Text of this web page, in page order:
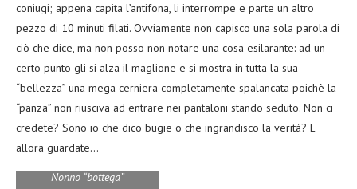
coniugi; appena capita l’antifona, li interrompe e parte un altro
pezzo di 10 minuti filati. Ovviamente non capisco una sola parola di
ciò che dice, ma non posso non notare una cosa esilarante: ad un
certo punto gli si alza il maglione e si mostra in tutta la sua
“bellezza” una mega cerniera completamente spalancata poichè la
“panza” non riusciva ad entrare nei pantaloni stando seduto. Non ci
credete? Sono io che dico bugie o che ingrandisco la verità? E
allora guardate…
Nonno “bottega”